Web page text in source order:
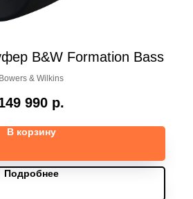
B&W Formation Bass
Bowers & Wilkins
990 р.
В корзину
Подробнее